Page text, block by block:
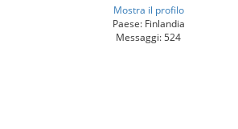
Mostra il profilo
Paese: Finlandia
Messaggi: 524